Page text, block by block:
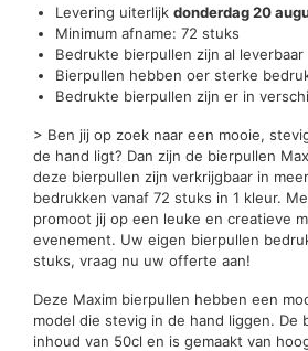
Levering uiterlijk donderdag 20
Minimum afname: 72 stuks
Bedrukte bierpullen zijn al
Bierpullen hebben oer sterke
Bedrukte bierpullen zijn er in
> Ben jij op zoek naar een mooie,
de hand ligt? Dan zijn de bierpullen
deze bierpullen zijn verkrijgbaar in
bedrukken vanaf 72 stuks in 1 kleur.
promoot jij op een leuke en creatieve
evenement. Uw eigen bierpullen
stuks, vraag nu uw offerte aan!
Deze Maxim bierpullen hebben een
model die stevig in de hand liggen. De
inhoud van 50cl en is gemaakt van